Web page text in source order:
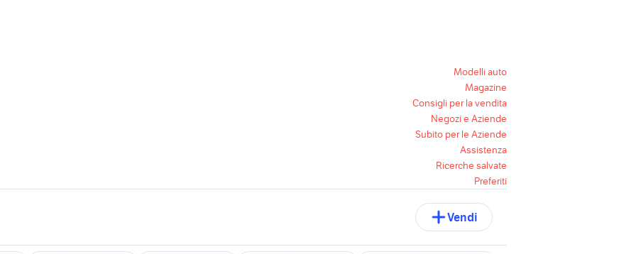
Modelli auto
Magazine
Consigli per la vendita
Negozi e Aziende
Subito per le Aziende
Assistenza
Ricerche salvate
Preferiti
Vendi